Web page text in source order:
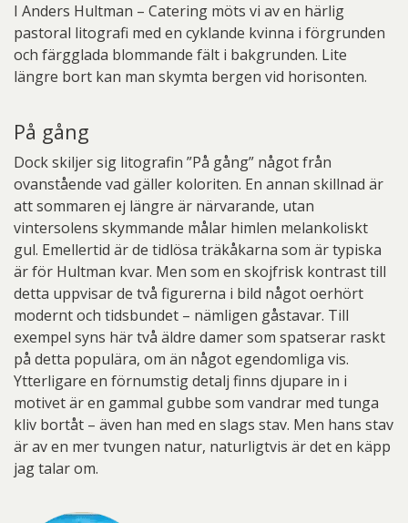
I Anders Hultman – Catering möts vi av en härlig
pastoral litografi med en cyklande kvinna i förgrunden
och färgglada blommande fält i bakgrunden. Lite
längre bort kan man skymta bergen vid horisonten.
På gång
Dock skiljer sig litografin ”På gång” något från
ovanstående vad gäller koloriten. En annan skillnad är
att sommaren ej längre är närvarande, utan
vintersolens skymmande målar himlen melankoliskt
gul. Emellertid är de tidlösa träkåkarna som är typiska
är för Hultman kvar. Men som en skojfrisk kontrast till
detta uppvisar de två figurerna i bild något oerhört
modernt och tidsbundet – nämligen gåstavar. Till
exempel syns här två äldre damer som spatserar raskt
på detta populära, om än något egendomliga vis.
Ytterligare en förnumstig detalj finns djupare in i
motivet är en gammal gubbe som vandrar med tunga
kliv bortåt – även han med en slags stav. Men hans stav
är av en mer tvungen natur, naturligtvis är det en käpp
jag talar om.